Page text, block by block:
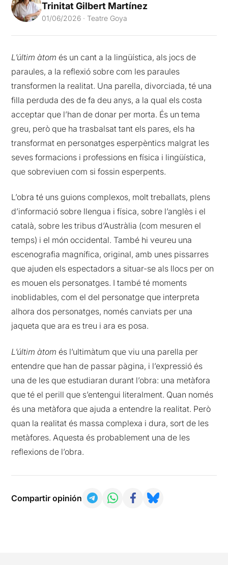
Trinitat Gilbert Martínez
01/06/2026 · Teatre Goya
L’últim àtom és un cant a la lingüística, als jocs de
paraules, a la reflexió sobre com les paraules
transformen la realitat. Una parella, divorciada, té una
filla perduda des de fa deu anys, a la qual els costa
acceptar que l’han de donar per morta. És un tema
greu, però que ha trasbalsat tant els pares, els ha
transformat en personatges esperpèntics malgrat les
seves formacions i professions en física i lingüística,
que sobreviuen com si fossin esperpents.
L’obra té uns guions complexos, molt treballats, plens
d’informació sobre llengua i física, sobre l’anglès i el
català, sobre les tribus d’Austràlia (com mesuren el
temps) i el món occidental. També hi veureu una
escenografia magnífica, original, amb unes pissarres
que ajuden els espectadors a situar-se als llocs per on
es mouen els personatges. I també té moments
inoblidables, com el del personatge que interpreta
alhora dos personatges, només canviats per una
jaqueta que ara es treu i ara es posa.
L’últim àtom és l’ultimàtum que viu una parella per
entendre que han de passar pàgina, i l’expressió és
una de les que estudiaran durant l’obra: una metàfora
que té el perill que s’entengui literalment. Quan només
és una metàfora que ajuda a entendre la realitat. Però
quan la realitat és massa complexa i dura, sort de les
metàfores. Aquesta és probablement una de les
reflexions de l’obra.
Compartir opinión